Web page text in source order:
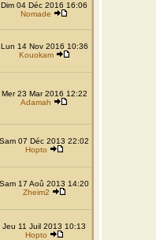
Dim 04 Déc 2016 16:06
Nomade
Lun 14 Nov 2016 10:36
Kouokam
Mer 23 Mar 2016 12:22
Adamah
Sam 07 Déc 2013 22:02
Hopto
Sam 17 Aoû 2013 14:20
Zheim2
Jeu 11 Juil 2013 10:13
Hopto